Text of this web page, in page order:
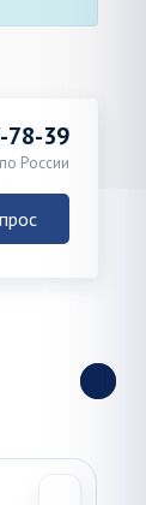
78-39
по России